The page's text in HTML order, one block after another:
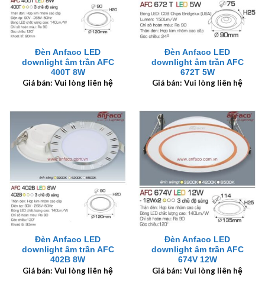
Đèn Anfaco LED
downlight âm trần AFC
400T 8W
Giá bán: Vui lòng liên hệ
Đèn Anfaco LED
downlight âm trần AFC
672T 5W
Giá bán: Vui lòng liên hệ
Đèn Anfaco LED
downlight âm trần AFC
402B 8W
Giá bán: Vui lòng liên hệ
Đèn Anfaco LED
downlight âm trần AFC
674V 12W
Giá bán: Vui lòng liên hệ